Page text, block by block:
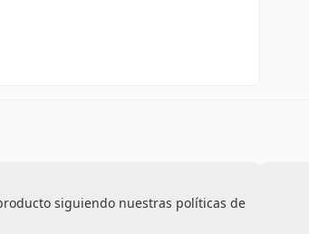
siguiendo nuestras políticas de